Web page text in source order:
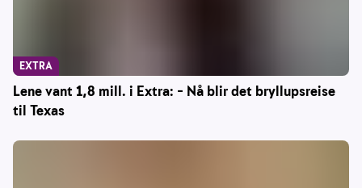
Lene vant 1,8 mill. i Extra: – Nå blir det bryllupsreise
til Texas
EXTRA